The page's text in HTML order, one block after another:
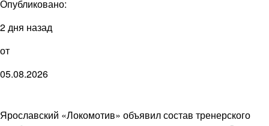
Опубликовано:
2 дня назад
от
05.08.2026
Ярославский «Локомотив» объявил состав тренерского